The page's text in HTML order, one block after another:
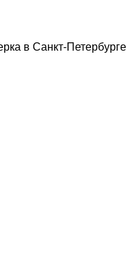
в Санкт-Петербурге